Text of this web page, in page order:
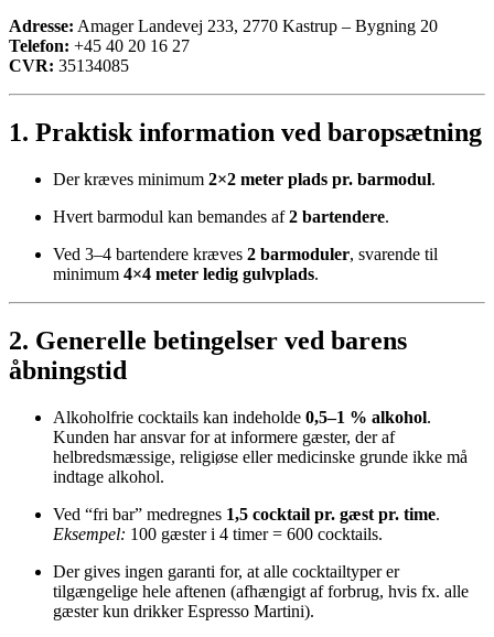
Adresse: Amager Landevej 233, 2770 Kastrup – Bygning 20
Telefon: +45 40 20 16 27
CVR: 35134085
1. Praktisk information ved baropsætning
Der kræves minimum 2×2 meter plads pr. barmodul.
Hvert barmodul kan bemandes af2 bartendere.
Ved 3–4 bartendere kræves 2 barmoduler, svarende til
minimum 4×4 meter ledig gulvplads.
2. Generelle betingelser ved barens
åbningstid
Alkoholfrie cocktails kan indeholde 0,5–1 % alkohol.
Kunden har ansvar for at informere gæster, der af
helbredsmæssige, religiøse eller medicinske grunde ikke må
indtage alkohol.
Ved “fri bar” medregnes 1,5 cocktail pr. gæst pr. time.
Eksempel: 100 gæster i 4 timer = 600 cocktails.
Der gives ingen garanti for, at alle cocktailtyper er
tilgængelige hele aftenen (afhængigt af forbrug, hvis fx. alle
gæster kun drikker Espresso Martini).